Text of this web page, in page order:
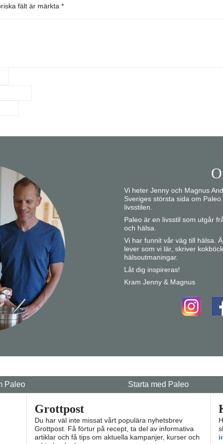
fält är märkta *
Vi heter Jenny och Magnus
Sveriges största sida om
livsstilen.
Paleo är en livsstil som utgår
och hälsa.
Vi har funnit vår väg till hälsa.
lever som vi lär, skriver
hälsoutmaningar.
Låt dig inspireras!
Kram Jenny & Magnus
Paleo Starta med Paleo
Grottpost
Du har väl inte missat vårt populära nyhetsbrev
Grottpost. Få förtur på recept, ta del av informativa
artiklar och få tips om aktuella kampanjer, kurser och